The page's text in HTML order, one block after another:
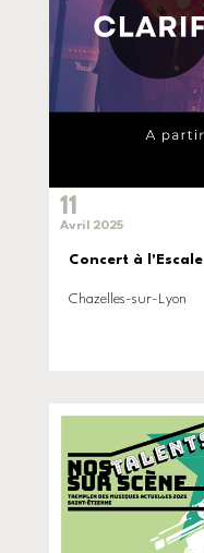
11
Avril 2025
Concert à l'Escale
Chazelles-sur-Lyon